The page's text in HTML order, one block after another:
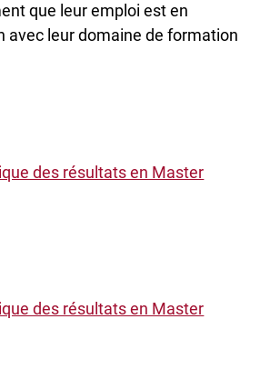
que leur emploi est en
avec leur domaine de formation
des résultats en Master
des résultats en Master